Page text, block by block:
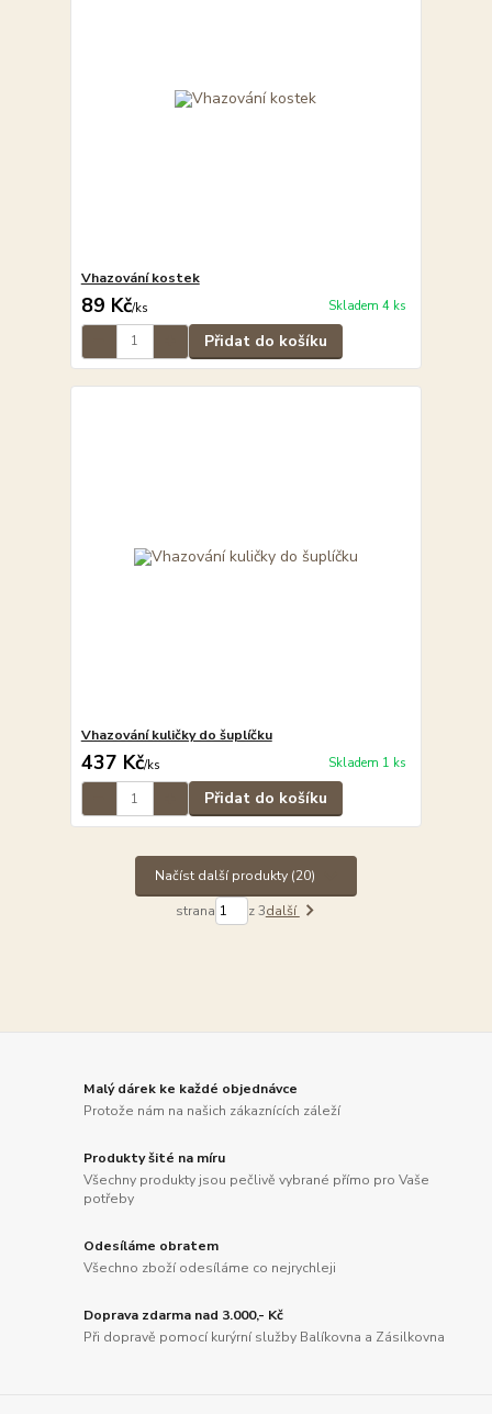
Vhazování kostek
89 Kč/ks Skladem 4 ks
Přidat do košíku
Vhazování kuličky do šuplíčku
437 Kč/ks Skladem 1 ks
Přidat do košíku
Načíst další produkty (20)
strana z 3další
Malý dárek ke každé objednávce
Protože nám na našich zákaznících záleží
Produkty šité na míru
Všechny produkty jsou pečlivě vybrané přímo pro Vaše
potřeby
Odesíláme obratem
Všechno zboží odesíláme co nejrychleji
Doprava zdarma nad 3.000,- Kč
Při dopravě pomocí kurýrní služby Balíkovna a Zásilkovna